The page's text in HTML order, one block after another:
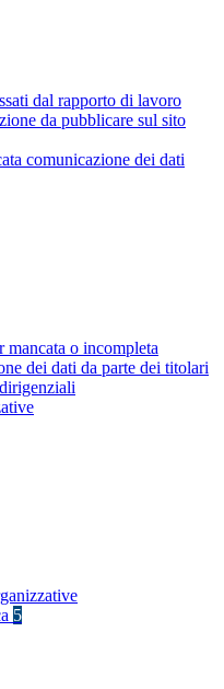
dal rapporto di lavoro
da pubblicare sul sito
comunicazione dei dati
mancata o incompleta
dei dati da parte dei titolari
5